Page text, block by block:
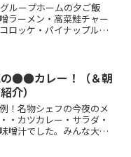
ループホームの夕ご飯
ラーメン・高菜鮭チャー
ロッケ・パイナップルで
しました。...
●●カレー！（＆朝
介）
！名物シェフの今夜のメ
・カツカレー・サラダ・
噌汁でした。みんな大好